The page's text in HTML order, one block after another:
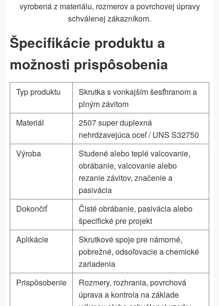
vyrobená z materiálu, rozmerov a povrchovej úpravy
schválenej zákazníkom.
Špecifikácie produktu a
možnosti prispôsobenia
Typ produktu
Skrutka s vonkajším šesťhranom a
plným závitom
Materiál
2507 super duplexná
nehrdzavejúca oceľ / UNS S32750
Výroba
Studené alebo teplé valcovanie,
obrábanie, valcovanie alebo
rezanie závitov, značenie a
pasivácia
Dokončiť
Čisté obrábanie, pasivácia alebo
špecifické pre projekt
Aplikácie
Skrutkové spoje pre námorné,
pobrežné, odsoľovacie a chemické
zariadenia
Prispôsobenie
Rozmery, rozhrania, povrchová
úprava a kontrola na základe